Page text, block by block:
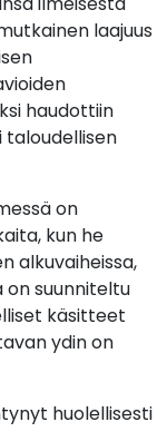
laajuus
haudottiin
taloudellisen
on
kun he
alkuvaiheissa,
on suunniteltu
käsitteet
ydin on
huolellisesti